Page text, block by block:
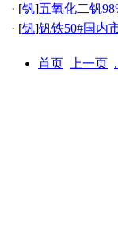
· [钒]五氧化二钒
· [钒]钒铁50#国内
首页 上一页